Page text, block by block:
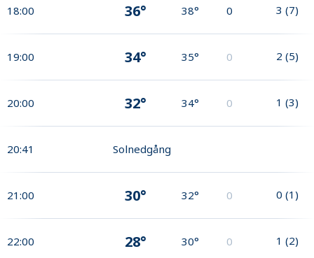
18:00 36° 38° 0 3 (7)
19:00 34° 35° 0 2 (5)
20:00 32° 34° 0 1 (3)
20:41 Solnedgång
21:00 30° 32° 0 0 (1)
22:00 28° 30° 0 1 (2)